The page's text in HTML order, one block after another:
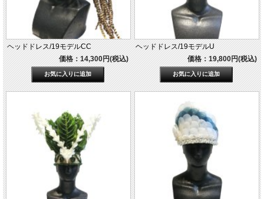
ヘッドドレス/19モデルCC
価格：14,300円(税込)
ヘッドドレス/19モデルU
価格：19,800円(税込)